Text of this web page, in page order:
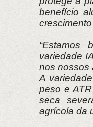
benefício
“Estamos
variedade
nos nossos
A
peso e
seca
agrícola da